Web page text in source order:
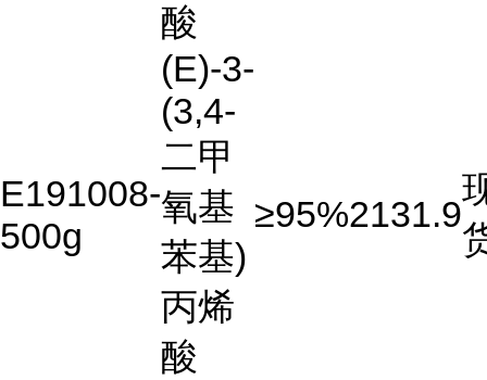
酸
E191008-
500g
(E)-3-
(3,4-
二甲
氧基
苯基)
丙烯
酸
≥95%2131.9